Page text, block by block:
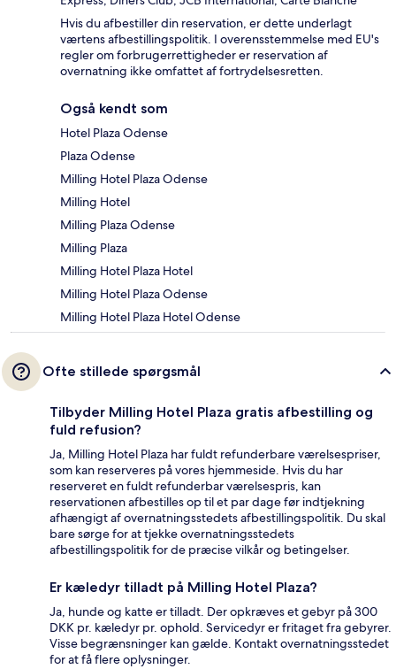
Hvis du afbestiller din reservation, er dette underlagt
værtens afbestillingspolitik. I overensstemmelse med EU's
regler om forbrugerrettigheder er reservation af
overnatning ikke omfattet af fortrydelsesretten.
Også kendt som
Hotel Plaza Odense
Plaza Odense
Milling Hotel Plaza Odense
Milling Hotel
Milling Plaza Odense
Milling Plaza
Milling Hotel Plaza Hotel
Milling Hotel Plaza Odense
Milling Hotel Plaza Hotel Odense
Ofte stillede spørgsmål
Tilbyder Milling Hotel Plaza gratis afbestilling og
fuld refusion?
Ja, Milling Hotel Plaza har fuldt refunderbare værelsespriser,
som kan reserveres på vores hjemmeside. Hvis du har
reserveret en fuldt refunderbar værelsespris, kan
reservationen afbestilles op til et par dage før indtjekning
afhængigt af overnatningsstedets afbestillingspolitik. Du skal
bare sørge for at tjekke overnatningsstedets
afbestillingspolitik for de præcise vilkår og betingelser.
Er kæledyr tilladt på Milling Hotel Plaza?
Ja, hunde og katte er tilladt. Der opkræves et gebyr på 300
DKK pr. kæledyr pr. ophold. Servicedyr er fritaget fra gebyrer.
Visse begrænsninger kan gælde. Kontakt overnatningsstedet
for at få flere oplysninger.